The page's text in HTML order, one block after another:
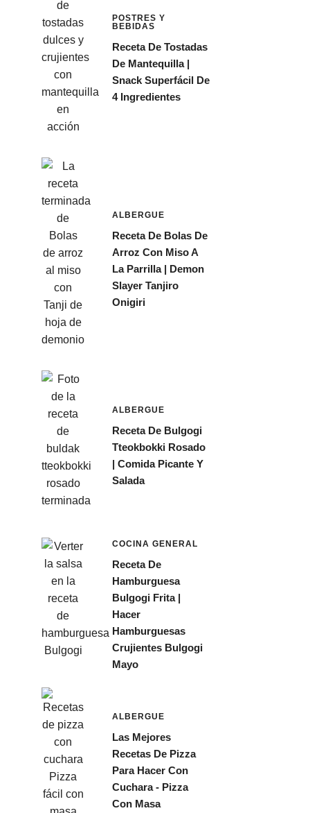
POSTRES Y
BEBIDAS
Receta De Tostadas
De Mantequilla |
Snack Superfácil De
4 Ingredientes
ALBERGUE
Receta De Bolas De
Arroz Con Miso A
La Parrilla | Demon
Slayer Tanjiro
Onigiri
ALBERGUE
Receta De Bulgogi
Tteokbokki Rosado
| Comida Picante Y
Salada
COCINA GENERAL
Receta De
Hamburguesa
Bulgogi Frita |
Hacer
Hamburguesas
Crujientes Bulgogi
Mayo
ALBERGUE
Las Mejores
Recetas De Pizza
Para Hacer Con
Cuchara - Pizza
Con Masa